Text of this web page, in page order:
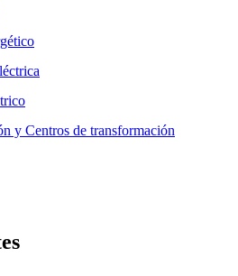
y Centros de transformación